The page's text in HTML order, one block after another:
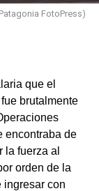
FotoPress)
que el
brutalmente
encontraba de
fuerza al
orden de la
ingresar con